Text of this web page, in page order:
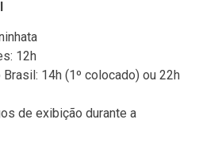
12h
14h (1º colocado) ou 22h
de exibição durante a